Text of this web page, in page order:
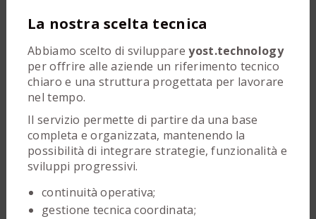
La nostra scelta tecnica
Abbiamo scelto di sviluppareyost.technology
per offrire alle aziende un riferimento tecnico
chiaro e una struttura progettata per lavorare
nel tempo.
Il servizio permette di partire da una base
completa e organizzata, mantenendo la
possibilità di integrare strategie, funzionalità e
sviluppi progressivi.
continuità operativa;
gestione tecnica coordinata;